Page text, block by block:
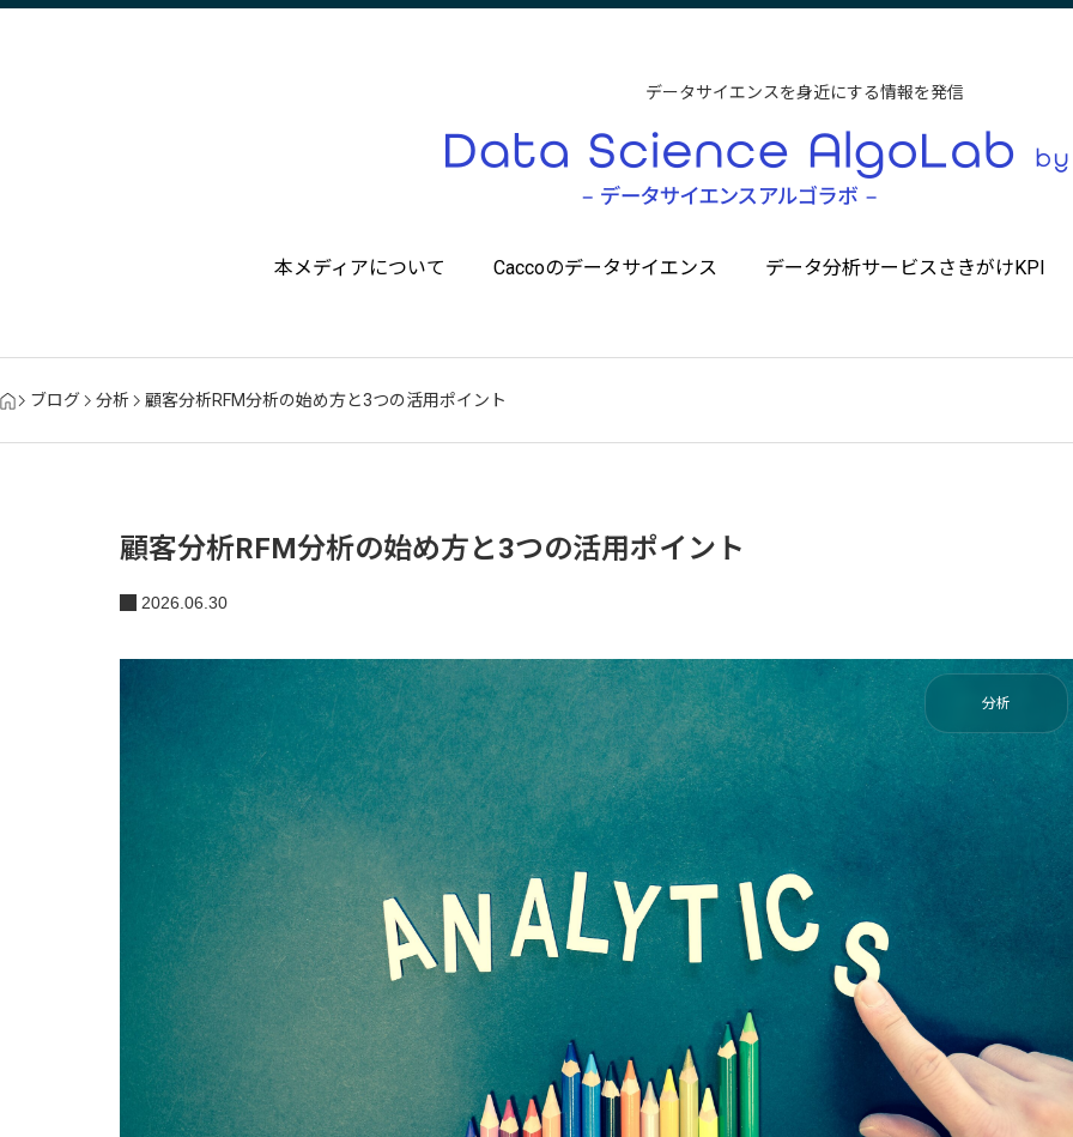
データサイエンスを身近にする情報を発信
本メディアについて Caccoのデータサイエンス データ分析サービスさきがけKPI
ブログ 分析 顧客分析RFM分析の始め方と3つの活用ポイント
顧客分析RFM分析の始め方と3つの活用ポイント
2026.06.30
分析